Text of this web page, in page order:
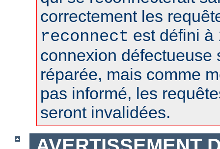
correctement les
reconnect est défini à
connexion défectueuse
réparée, mais comme
pas informé, les
seront invalidées.